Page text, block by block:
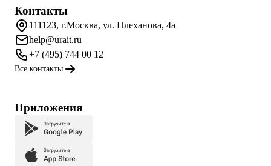
Контакты
111123, г.Москва, ул. Плеханова, 4а
help@urait.ru
+7 (495) 744 00 12
Все контакты
Приложения